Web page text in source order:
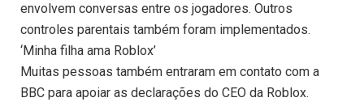
envolvem conversas entre os jogadores. Outros
controles parentais também foram implementados.
‘Minha filha ama Roblox’
Muitas pessoas também entraram em contato com a
BBC para apoiar as declarações do CEO da Roblox.